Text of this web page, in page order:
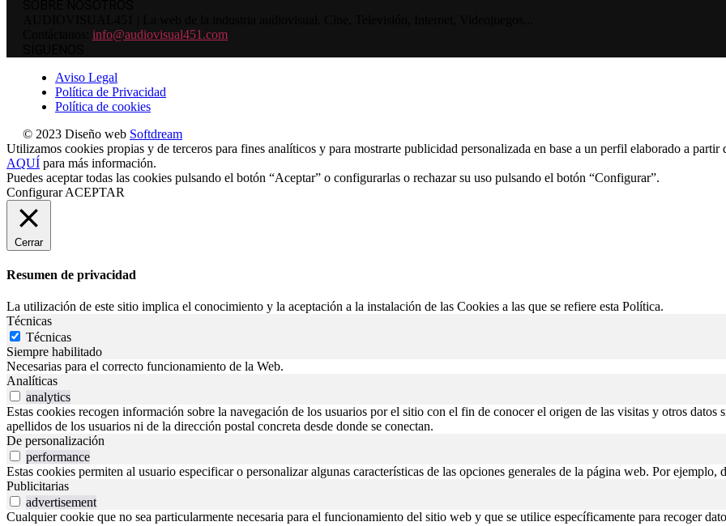
info@audiovisual451.com
Aviso Legal
Política de Privacidad
Política de cookies
© 2023 Diseño web Softdream
Utilizamos cookies propias y de terceros para fines analíticos y para mostrarte publicidad personalizada en base a un perfil elaborado a
AQUÍ para más información.
Puedes aceptar todas las cookies pulsando el botón “Aceptar” o configurarlas o rechazar su uso pulsando el botón “Configurar”.
Configurar ACEPTAR
Cerrar
Resumen de privacidad
La utilización de este sitio implica el conocimiento y la aceptación a la instalación de las Cookies a las que se refiere esta Política.
Técnicas
Técnicas
Siempre habilitado
Necesarias para el correcto funcionamiento de la Web.
Analíticas
analytics
Estas cookies recogen información sobre la navegación de los usuarios por el sitio con el fin de conocer el origen de las visitas y otros
apellidos de los usuarios ni de la dirección postal concreta desde donde se conectan.
De personalización
performance
Estas cookies permiten al usuario especificar o personalizar algunas características de las opciones generales de la página web. Por
Publicitarias
advertisement
Cualquier cookie que no sea particularmente necesaria para el funcionamiento del sitio web y que se utilice específicamente para recoger